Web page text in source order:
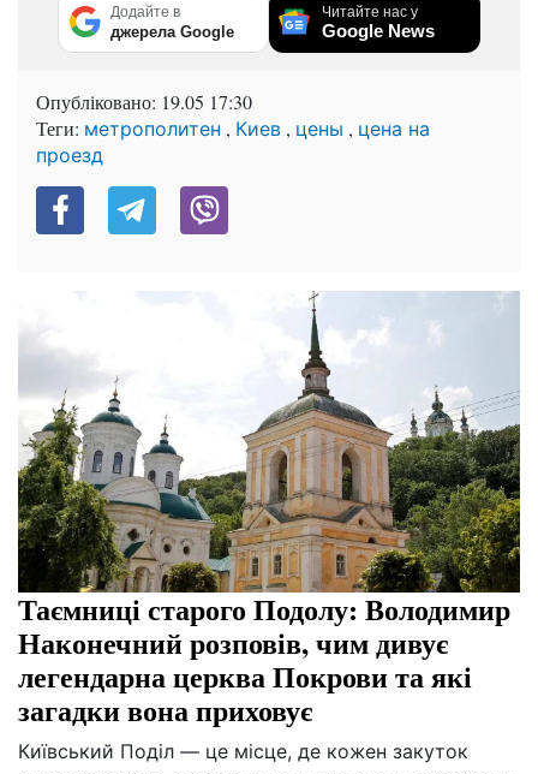
Додайте в
джерела Google
Читайте нас у
Google News
Опубліковано: 19.05 17:30
Теги: метрополитен , Киев , цены , цена на
проезд
Таємниці старого Подолу: Володимир
Наконечний розповів, чим дивує
легендарна церква Покрови та які
загадки вона приховує
Київський Поділ — це місце, де кожен закуток